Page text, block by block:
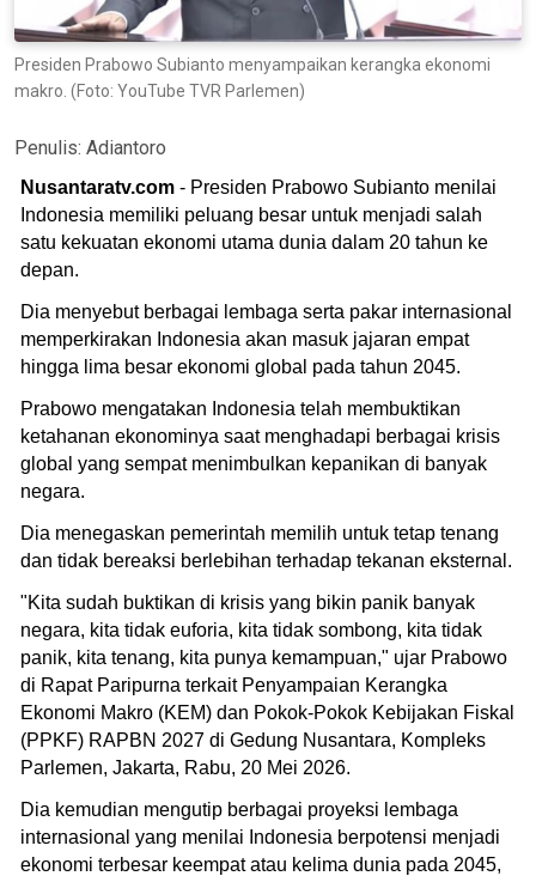
Presiden Prabowo Subianto menyampaikan kerangka ekonomi
makro. (Foto: YouTube TVR Parlemen)
Penulis: Adiantoro
Nusantaratv.com - Presiden Prabowo Subianto menilai
Indonesia memiliki peluang besar untuk menjadi salah
satu kekuatan ekonomi utama dunia dalam 20 tahun ke
depan.
Dia menyebut berbagai lembaga serta pakar internasional
memperkirakan Indonesia akan masuk jajaran empat
hingga lima besar ekonomi global pada tahun 2045.
Prabowo mengatakan Indonesia telah membuktikan
ketahanan ekonominya saat menghadapi berbagai krisis
global yang sempat menimbulkan kepanikan di banyak
negara.
Dia menegaskan pemerintah memilih untuk tetap tenang
dan tidak bereaksi berlebihan terhadap tekanan eksternal.
"Kita sudah buktikan di krisis yang bikin panik banyak
negara, kita tidak euforia, kita tidak sombong, kita tidak
panik, kita tenang, kita punya kemampuan," ujar Prabowo
di Rapat Paripurna terkait Penyampaian Kerangka
Ekonomi Makro (KEM) dan Pokok-Pokok Kebijakan Fiskal
(PPKF) RAPBN 2027 di Gedung Nusantara, Kompleks
Parlemen, Jakarta, Rabu, 20 Mei 2026.
Dia kemudian mengutip berbagai proyeksi lembaga
internasional yang menilai Indonesia berpotensi menjadi
ekonomi terbesar keempat atau kelima dunia pada 2045,